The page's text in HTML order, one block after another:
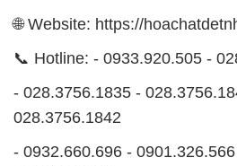
🌐 Website: https://
📞 Hotline: - 0933.920.505 -
- 028.3756.1835 -
028.3756.1842
- 0932.660.696 -